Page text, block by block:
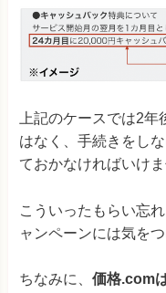
上記のケースでは2
はなく、手続きをし
ておかなければいけま
こういったもらい忘
ャンペーンには気を
ちなみに、 価格.com